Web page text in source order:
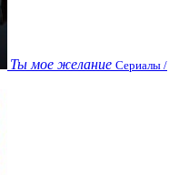
Ты мое желание Сериалы /